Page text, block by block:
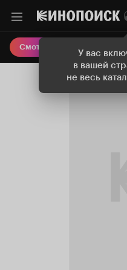
У вас
в вашей
не весь
Смотреть кино